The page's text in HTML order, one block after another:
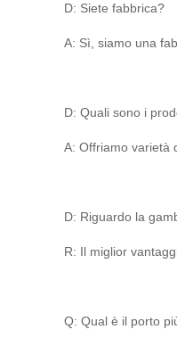
D: Siete fabbrica?
A: Sì, siamo una
D: Quali sono i
A: Offriamo varietà
D: Riguardo la
R: Il miglior
Q: Qual è il porto